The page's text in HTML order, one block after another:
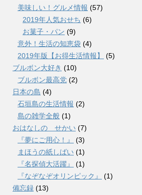
美味しい！グルメ情報 (57)
2019年人気おせち (6)
お菓子・パン (9)
意外！生活の知恵袋 (4)
2019年版【お得生活情報】
(5)
ブルボン大好き (10)
ブルボン最高党 (2)
日本の島 (4)
石垣島の生活情報 (2)
島の雑学全般 (1)
おはなしの せかい (7)
『夢にご用心！』
(3)
まほうの紙しばい (1)
『名探偵大活躍』
(1)
『なぞなぞオリンピック』
(1)
備忘録 (13)